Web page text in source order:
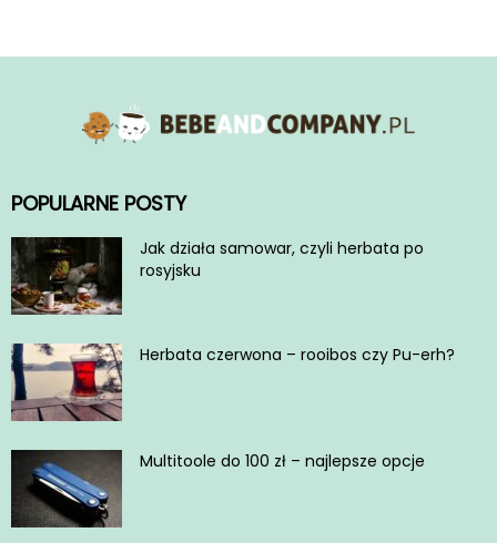
POPULARNE POSTY
Jak działa samowar, czyli herbata po
rosyjsku
Herbata czerwona – rooibos czy Pu-erh?
Multitoole do 100 zł – najlepsze opcje